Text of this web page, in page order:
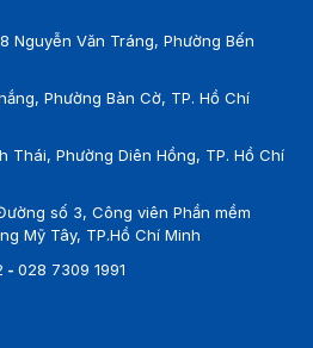
Nguyễn Văn Tráng, Phường Bến
Phường Bàn Cờ, TP. Hồ Chí
Thái, Phường Diên Hồng, TP. Hồ Chí
số 3, Công viên Phần mềm
Mỹ Tây, TP.Hồ Chí Minh
-028 7309 1991